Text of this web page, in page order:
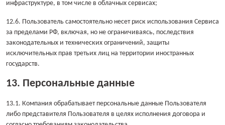
инфраструктуре, в том числе в облачных сервисах;
12.6. Пользователь самостоятельно несет риск использования Сервиса
за пределами РФ, включая, но не ограничиваясь, последствия
законодательных и технических ограничений, защиты
исключительных прав третьих лиц на территории иностранных
государств.
13. Персональные данные
13.1. Компания обрабатывает персональные данные Пользователя
либо представителя Пользователя в целях исполнения договора и